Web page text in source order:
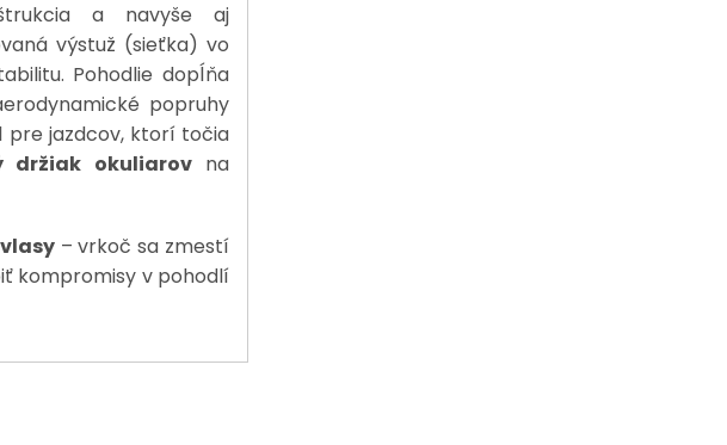
a navyše aj
výstuž (sieťka) vo
Pohodlie dopĺňa
popruhy
jazdcov, ktorí točia
držiak okuliarovna
– vrkoč sa zmestí
kompromisy v pohodlí